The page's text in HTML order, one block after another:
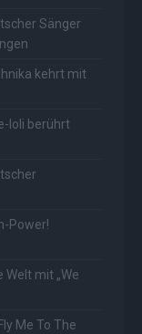
Sänger
kehrt mit
Ioli berührt
Power!
Welt mit „We
Me To The